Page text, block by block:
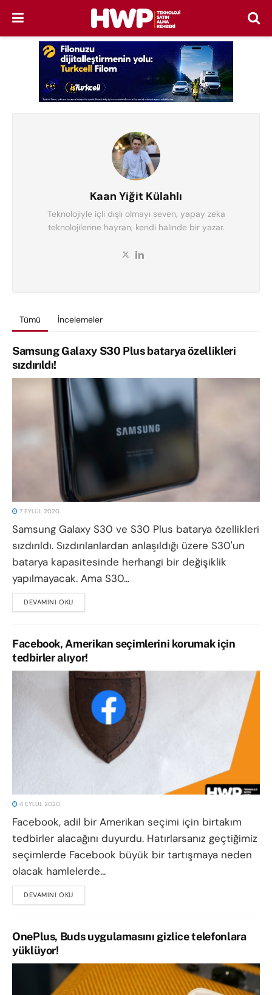
Kaan Yiğit Külahlı
Teknolojiyle içli dışlı olmayı seven, yapay zeka
teknolojilerine hayran, kendi halinde bir yazar.
Tümü İncelemeler
Samsung Galaxy S30 Plus batarya özellikleri
sızdırıldı!
7 EYLÜL 2020
Samsung Galaxy S30 ve S30 Plus batarya özellikleri
sızdırıldı. Sızdırılanlardan anlaşıldığı üzere S30'un
batarya kapasitesinde herhangi bir değişiklik
yapılmayacak. Ama S30...
DEVAMINI OKU
Facebook, Amerikan seçimlerini korumak için
tedbirler alıyor!
4 EYLÜL 2020
Facebook, adil bir Amerikan seçimi için birtakım
tedbirler alacağını duyurdu. Hatırlarsanız geçtiğimiz
seçimlerde Facebook büyük bir tartışmaya neden
olacak hamlelerde...
DEVAMINI OKU
OnePlus, Buds uygulamasını gizlice telefonlara
yüklüyor!